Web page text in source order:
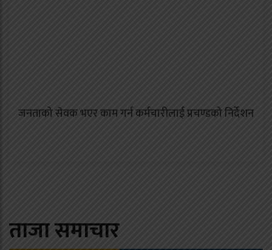
जनताको सेवक भएर काम गर्न कर्मचारीलाई प्रचण्डको निर्देशन
ताजा समाचार